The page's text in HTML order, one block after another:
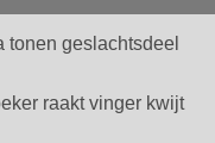
tonen geslachtsdeel
raakt vinger kwijt